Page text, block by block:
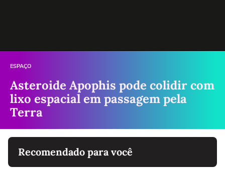
ESPAÇO
Asteroide Apophis pode colidir com
lixo espacial em passagem pela
Terra
Recomendado para você